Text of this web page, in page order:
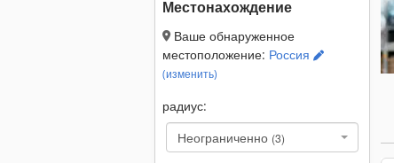
Местонахождение
Ваше обнаруженное
местоположение: Россия
(изменить)
радиус:
Неограниченно (3)